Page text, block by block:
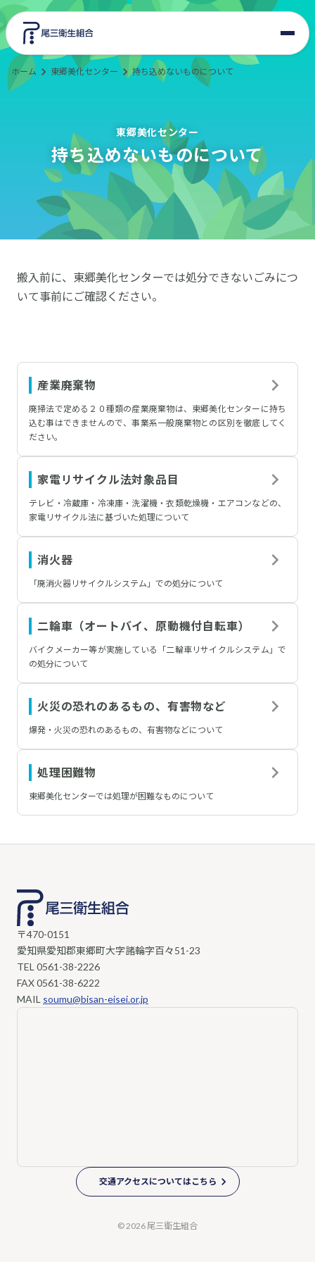
東郷美化センター
組合情報
入札・契約
交通アクセス
検
索:
〒470-0151
愛知県愛知郡東郷町大字諸輪字百々51-23
ホーム 東郷美化センター 持ち込めないものについて
東郷美化センター
持ち込めないものについて
搬入前に、東郷美化センターでは処分できないごみにつ
いて事前にご確認ください。
産業廃棄物
廃掃法で定める２０種類の産業廃棄物は、東郷美化センターに持ち
込む事はできませんので、事業系一般廃棄物との区別を徹底してく
ださい。
家電リサイクル法対象品目
テレビ・冷蔵庫・冷凍庫・洗濯機・衣類乾燥機・エアコンなどの、
家電リサイクル法に基づいた処理について
消火器
「廃消火器リサイクルシステム」での処分について
二輪車（オートバイ、原動機付自転車）
バイクメーカー等が実施している「二輪車リサイクルシステム」で
の処分について
火災の恐れのあるもの、有害物など
爆発・火災の恐れのあるもの、有害物などについて
処理困難物
東郷美化センターでは処理が困難なものについて
〒470-0151
愛知県愛知郡東郷町大字諸輪字百々51-23
TEL 0561-38-2226
FAX 0561-38-6222
MAIL soumu@bisan-eisei.or.jp
交通アクセスについてはこちら
© 2026 尾三衛生組合